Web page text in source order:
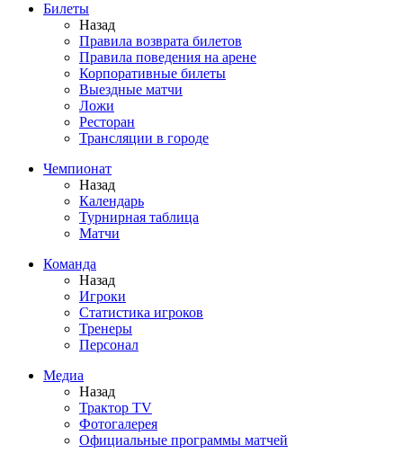
Билеты
Назад
Правила возврата билетов
Правила поведения на арене
Корпоративные билеты
Выездные матчи
Ложи
Ресторан
Трансляции в городе
Чемпионат
Назад
Календарь
Турнирная таблица
Матчи
Команда
Назад
Игроки
Статистика игроков
Тренеры
Персонал
Медиа
Назад
Трактор TV
Фотогалерея
Официальные программы матчей